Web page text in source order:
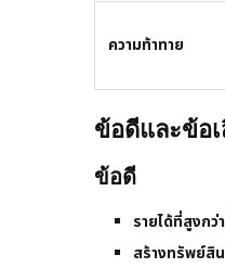
ความท้าทาย
ข้อดีและข้อ
ข้อดี
รายได้ที่สูงกว่
สร้างทรัพย์สิ